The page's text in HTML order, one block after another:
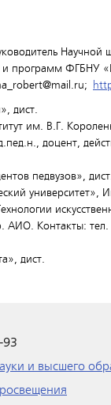
Научной
программ ФГБНУ
дист.
им. В.Г.
доцент,
педвузов»,
университет»,
АИО. Контакты:
дист.
93
и высшего